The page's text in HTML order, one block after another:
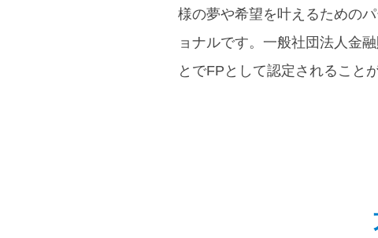
様の夢や希望を叶えるための
ョナルです。一般社団法人金
とでFPとして認定されること